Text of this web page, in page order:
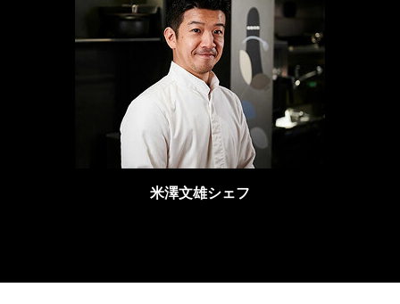
米澤文雄シェフ